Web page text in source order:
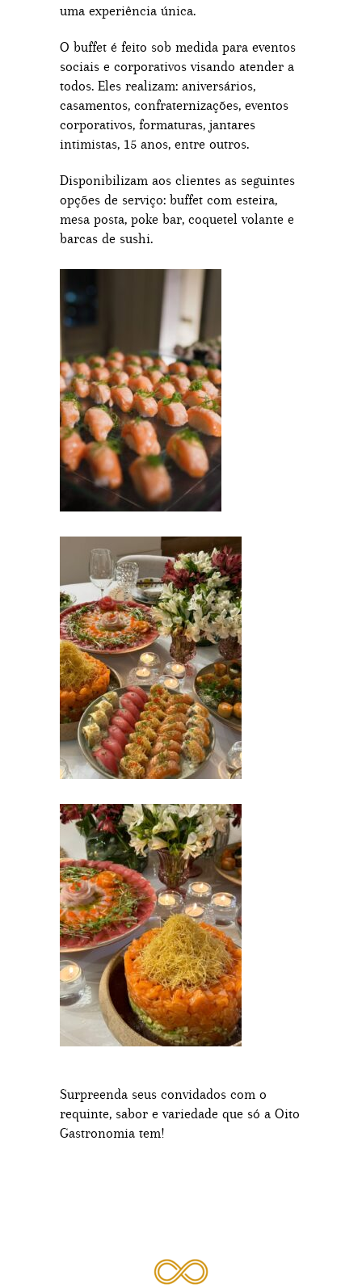
uma experiência única.
O buffet é feito sob medida para eventos
sociais e corporativos visando atender a
todos. Eles realizam: aniversários,
casamentos, confraternizações, eventos
corporativos, formaturas, jantares
intimistas, 15 anos, entre outros.
Disponibilizam aos clientes as seguintes
opções de serviço: buffet com esteira,
mesa posta, poke bar, coquetel volante e
barcas de sushi.
Surpreenda seus convidados com o
requinte, sabor e variedade que só a Oito
Gastronomia tem!